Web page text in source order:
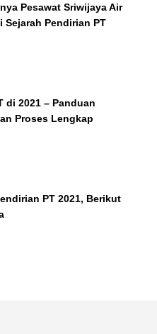
Pesawat Sriwijaya Air
Sejarah Pendirian PT
di 2021 – Panduan
Proses Lengkap
PT 2021, Berikut